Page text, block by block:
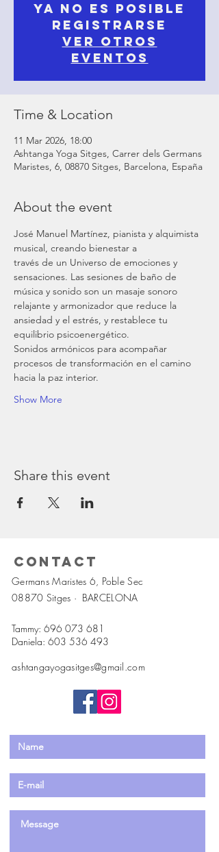
Ya no es posible
registrarse
Ver otros
eventos
Time & Location
11 Mar 2026, 18:00
Ashtanga Yoga Sitges, Carrer dels Germans
Maristes, 6, 08870 Sitges, Barcelona, España
About the event
José Manuel Martínez, pianista y alquimista
musical, creando bienestar a
través de un Universo de emociones y
sensaciones. Las sesiones de baño de
música y sonido son un masaje sonoro
relajante y armonizador que reduce la
ansiedad y el estrés, y restablece tu
equilibrio psicoenergético.
Sonidos armónicos para acompañar
procesos de transformación en el camino
hacia la paz interior.
Show More
Share this event
Contact
Germans Maristes 6, Poble Sec
08870 Sitges · BARCELONA
Tammy: 696 073 681
Daniela: 603 536 493
ashtangayogasitges@gmail.com